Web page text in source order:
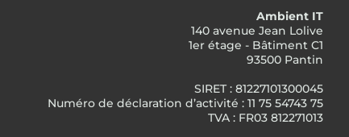
Ambient IT
140 avenue Jean Lolive
1er étage - Bâtiment C1
93500 Pantin
SIRET : 81227101300045
Numéro de déclaration d’activité : 11 75 54743 75
TVA : FR03 812271013